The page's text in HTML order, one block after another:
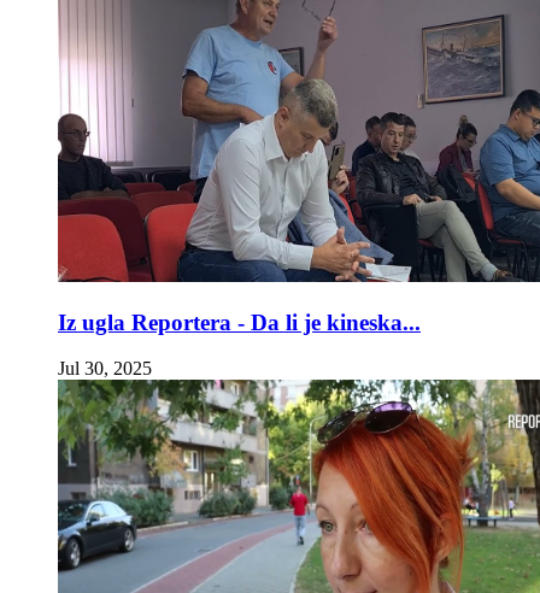
Iz ugla Reportera - Da li je kineska...
Jul 30, 2025